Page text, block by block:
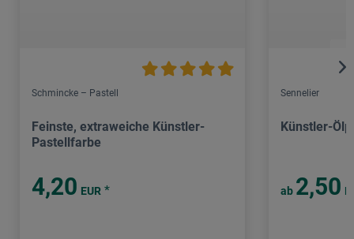
Schmincke – Pastell
Feinste, extraweiche Künstler-
Pastellfarbe
4,20 EUR *
Sennelier
Künstler-
ab 2,50